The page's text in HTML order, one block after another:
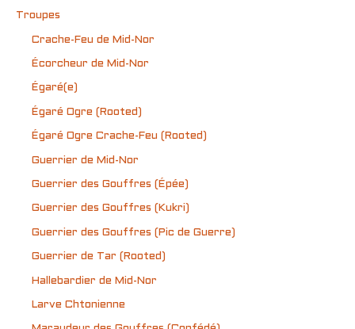
Troupes
Crache-Feu de Mid-Nor
Écorcheur de Mid-Nor
Égaré(e)
Égaré Ogre (Rooted)
Égaré Ogre Crache-Feu (Rooted)
Guerrier de Mid-Nor
Guerrier des Gouffres (Épée)
Guerrier des Gouffres (Kukri)
Guerrier des Gouffres (Pic de Guerre)
Guerrier de Tar (Rooted)
Hallebardier de Mid-Nor
Larve Chtonienne